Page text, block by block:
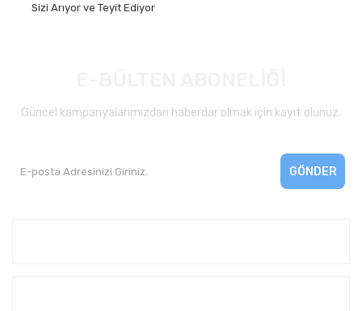
Sizi Arıyor ve Teyit Ediyor
Güncel kampanyalarımızdan haberdar olmak için kayıt olunuz.
GÖNDER